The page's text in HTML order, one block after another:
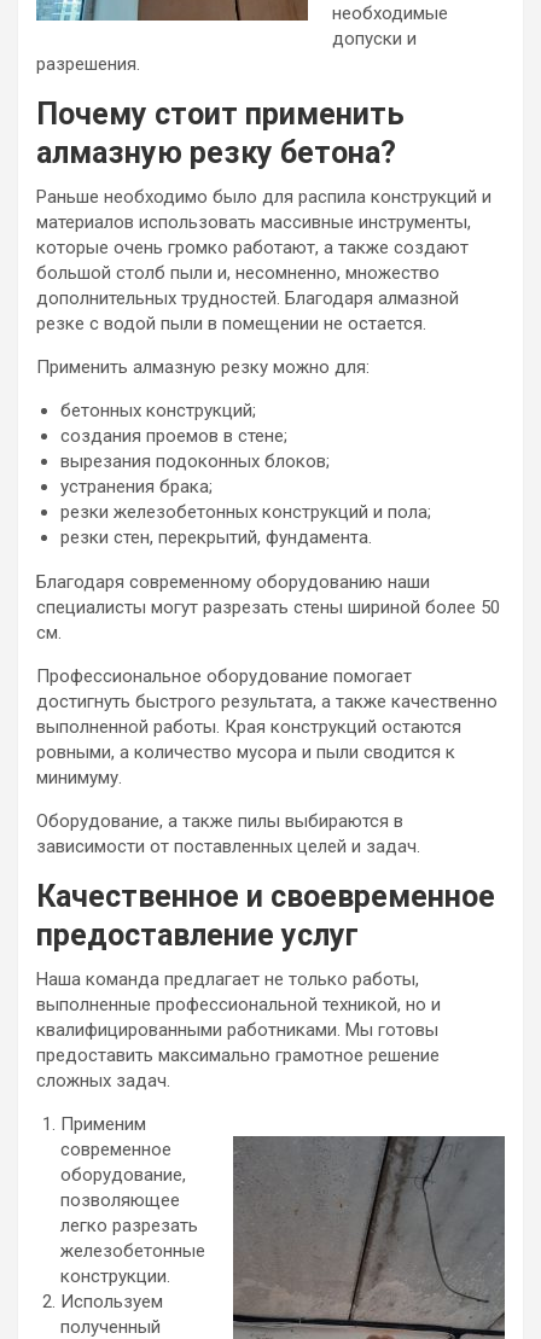
необходимые
допуски и
разрешения.
Почему стоит применить
алмазную резку бетона?
Раньше необходимо было для распила конструкций и
материалов использовать массивные инструменты,
которые очень громко работают, а также создают
большой столб пыли и, несомненно, множество
дополнительных трудностей. Благодаря алмазной
резке с водой пыли в помещении не остается.
Применить алмазную резку можно для:
бетонных конструкций;
создания проемов в стене;
вырезания подоконных блоков;
устранения брака;
резки железобетонных конструкций и пола;
резки стен, перекрытий, фундамента.
Благодаря современному оборудованию наши
специалисты могут разрезать стены шириной более 50
см.
Профессиональное оборудование помогает
достигнуть быстрого результата, а также качественно
выполненной работы. Края конструкций остаются
ровными, а количество мусора и пыли сводится к
минимуму.
Оборудование, а также пилы выбираются в
зависимости от поставленных целей и задач.
Качественное и своевременное
предоставление услуг
Наша команда предлагает не только работы,
выполненные профессиональной техникой, но и
квалифицированными работниками. Мы готовы
предоставить максимально грамотное решение
сложных задач.
Применим
современное
оборудование,
позволяющее
легко разрезать
железобетонные
конструкции.
Используем
полученный